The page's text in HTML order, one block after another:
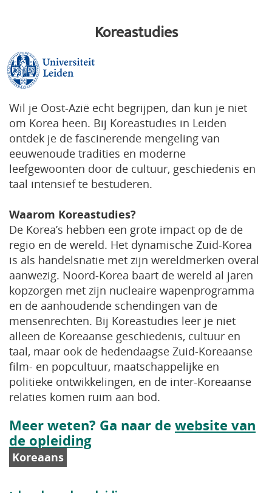
Koreastudies
Wil je Oost-Azië echt begrijpen, dan kun je niet
om Korea heen. Bij Koreastudies in Leiden
ontdek je de fascinerende mengeling van
eeuwenoude tradities en moderne
leefgewoonten door de cultuur, geschiedenis en
taal intensief te bestuderen.
Waarom Koreastudies?
De Korea’s hebben een grote impact op de de
regio en de wereld. Het dynamische Zuid-Korea
is als handelsnatie met zijn wereldmerken overal
aanwezig. Noord-Korea baart de wereld al jaren
kopzorgen met zijn nucleaire wapenprogramma
en de aanhoudende schendingen van de
mensenrechten. Bij Koreastudies leer je niet
alleen de Koreaanse geschiedenis, cultuur en
taal, maar ook de hedendaagse Zuid-Koreaanse
film- en popcultuur, maatschappelijke en
politieke ontwikkelingen, en de inter-Koreaanse
relaties komen ruim aan bod.
Meer weten? Ga naar de website van
de opleiding
Koreaans